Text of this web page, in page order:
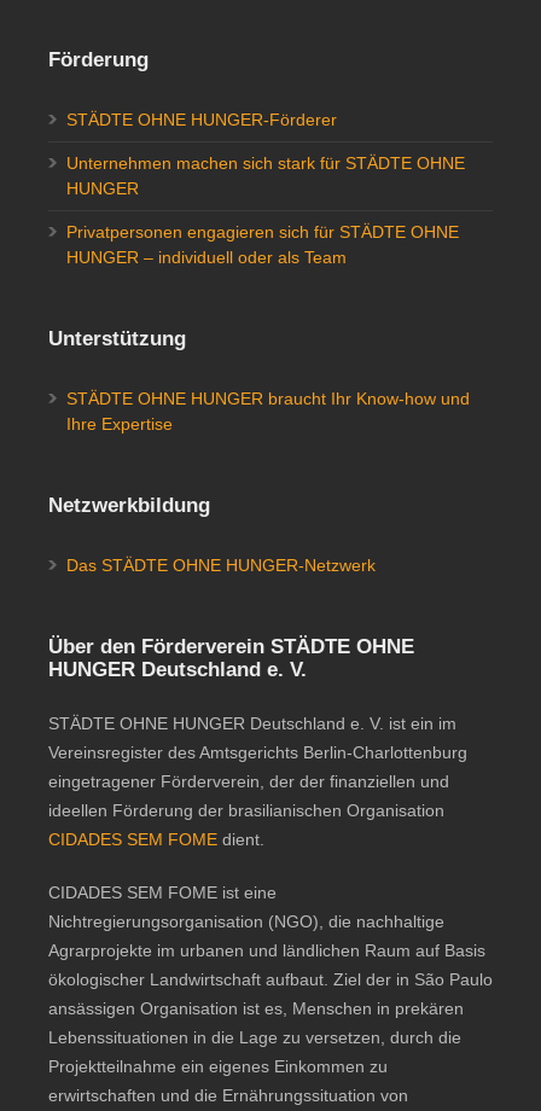
Förderung
STÄDTE OHNE HUNGER-Förderer
Unternehmen machen sich stark für STÄDTE OHNE
HUNGER
Privatpersonen engagieren sich für STÄDTE OHNE
HUNGER – individuell oder als Team
Unterstützung
STÄDTE OHNE HUNGER braucht Ihr Know-how und
Ihre Expertise
Netzwerkbildung
Das STÄDTE OHNE HUNGER-Netzwerk
Über den Förderverein STÄDTE OHNE
HUNGER Deutschland e. V.
STÄDTE OHNE HUNGER Deutschland e. V. ist ein im
Vereinsregister des Amtsgerichts Berlin-Charlottenburg
eingetragener Förderverein, der der finanziellen und
ideellen Förderung der brasilianischen Organisation
CIDADES SEM FOME dient.
CIDADES SEM FOME ist eine
Nichtregierungsorganisation (NGO), die nachhaltige
Agrarprojekte im urbanen und ländlichen Raum auf Basis
ökologischer Landwirtschaft aufbaut. Ziel der in São Paulo
ansässigen Organisation ist es, Menschen in prekären
Lebenssituationen in die Lage zu versetzen, durch die
Projektteilnahme ein eigenes Einkommen zu
erwirtschaften und die Ernährungssituation von